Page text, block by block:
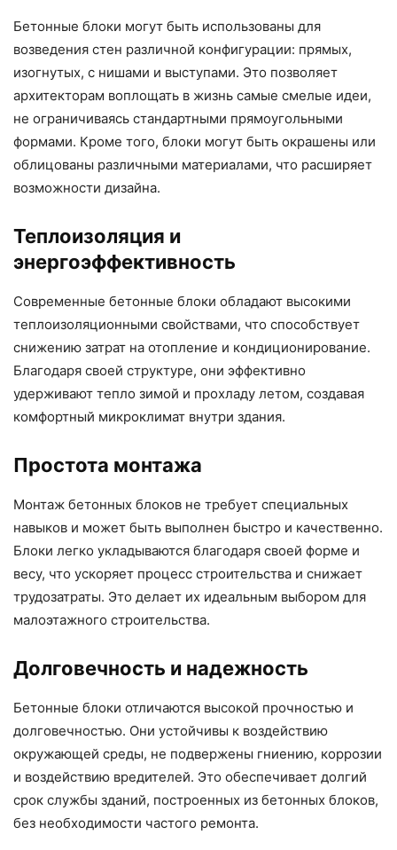
Бетонные блоки могут быть использованы для
возведения стен различной конфигурации: прямых,
изогнутых, с нишами и выступами. Это позволяет
архитекторам воплощать в жизнь самые смелые идеи,
не ограничиваясь стандартными прямоугольными
формами. Кроме того, блоки могут быть окрашены или
облицованы различными материалами, что расширяет
возможности дизайна.
Теплоизоляция и
энергоэффективность
Современные бетонные блоки обладают высокими
теплоизоляционными свойствами, что способствует
снижению затрат на отопление и кондиционирование.
Благодаря своей структуре, они эффективно
удерживают тепло зимой и прохладу летом, создавая
комфортный микроклимат внутри здания.
Простота монтажа
Монтаж бетонных блоков не требует специальных
навыков и может быть выполнен быстро и качественно.
Блоки легко укладываются благодаря своей форме и
весу, что ускоряет процесс строительства и снижает
трудозатраты. Это делает их идеальным выбором для
малоэтажного строительства.
Долговечность и надежность
Бетонные блоки отличаются высокой прочностью и
долговечностью. Они устойчивы к воздействию
окружающей среды, не подвержены гниению, коррозии
и воздействию вредителей. Это обеспечивает долгий
срок службы зданий, построенных из бетонных блоков,
без необходимости частого ремонта.